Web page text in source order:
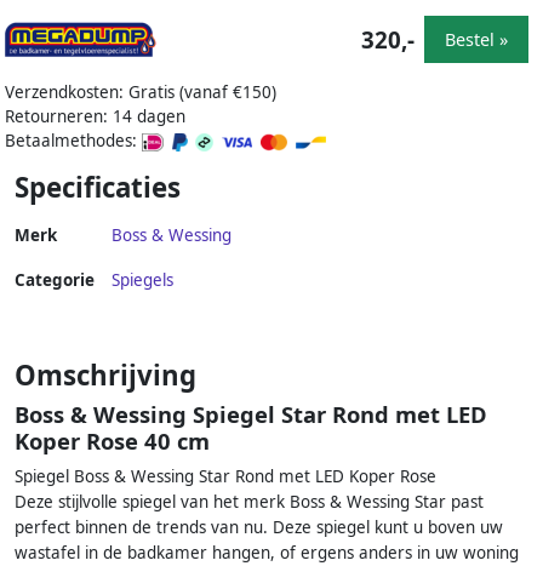
Verzendkosten: Gratis (vanaf €150)
Retourneren: 14 dagen
Betaalmethodes:
320,- Bestel »
Specificaties
Merk Boss & Wessing
Categorie Spiegels
Omschrijving
Boss & Wessing Spiegel Star Rond met LED
Koper Rose 40 cm
Spiegel Boss & Wessing Star Rond met LED Koper Rose
Deze stijlvolle spiegel van het merk Boss & Wessing Star past
perfect binnen de trends van nu. Deze spiegel kunt u boven uw
wastafel in de badkamer hangen, of ergens anders in uw woning